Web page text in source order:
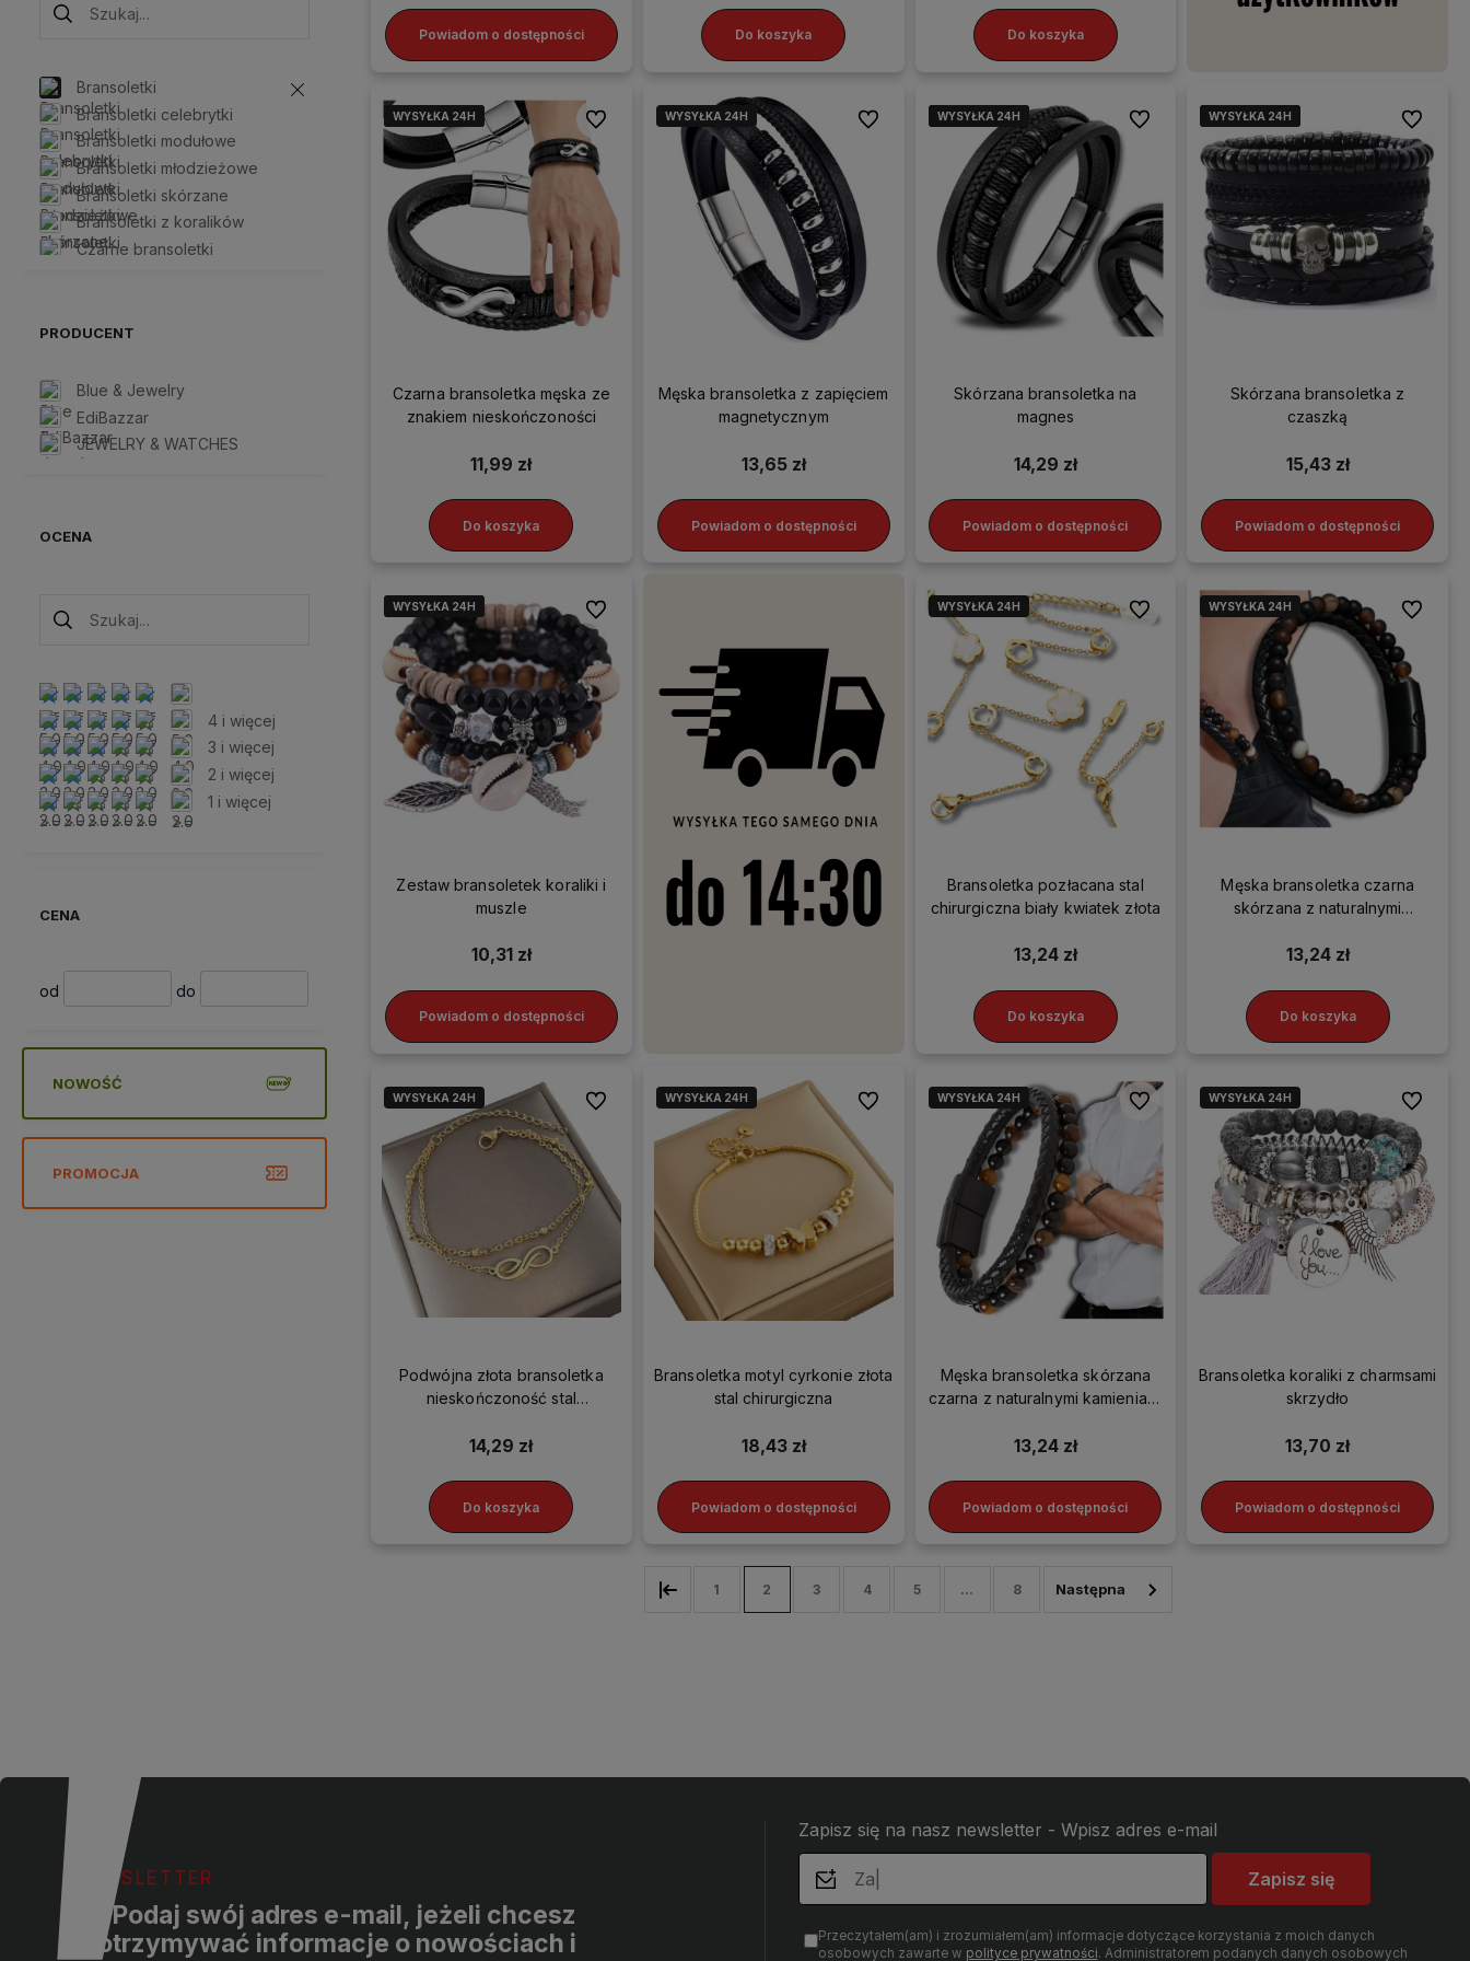
Bransoletki
Bransoletki celebrytki
Bransoletki modułowe
Bransoletki młodzieżowe
Bransoletki skórzane
Bransoletki z koralików
Czarne bransoletki
PRODUCENT
Blue & Jewelry
EdiBazzar
JEWELRY & WATCHES
OCENA
4 i więcej
3 i więcej
2 i więcej
1 i więcej
CENA
od do
NOWOŚĆ
PROMOCJA
Powiadom o dostępności Do koszyka Do koszyka
WYSYŁKA 24H
WYSYŁKA 24H
WYSYŁKA 24H
WYSYŁKA 24H
Czarna bransoletka męska ze
znakiem nieskończoności
11,99 zł
Do koszyka
Do ulubionychWYSYŁKA 24H
Męska bransoletka z zapięciem
magnetycznym
13,65 zł
Powiadom o dostępności
Do ulubionychWYSYŁKA 24H
WYSYŁKA 24H
WYSYŁKA 24H
WYSYŁKA 24H
Skórzana bransoletka na
magnes
14,29 zł
Powiadom o dostępności
Do ulubionychWYSYŁKA 24H
WYSYŁKA 24H
WYSYŁKA 24H
WYSYŁKA 24H
Skórzana bransoletka z
czaszką
15,43 zł
Powiadom o dostępności
Do
WYSYŁKA 24H
WYSYŁKA 24H
WYSYŁKA 24H
Zestaw bransoletek koraliki i
muszle
10,31 zł
Powiadom o dostępności
Do ulubionych WYSYŁKA 24H
Bransoletka pozłacana stal
chirurgiczna biały kwiatek złota
13,24 zł
Do koszyka
Do ulubionychWYSYŁKA 24H
Męska bransoletka czarna
skórzana z naturalnymi
13,24 zł
Do koszyka
Do
WYSYŁKA 24H
Podwójna złota bransoletka
nieskończoność stal
14,29 zł
Do koszyka
Do ulubionychWYSYŁKA 24H
Bransoletka motyl cyrkonie złota
stal chirurgiczna
18,43 zł
Powiadom o dostępności
Do ulubionychWYSYŁKA 24H
Męska bransoletka skórzana
czarna z naturalnymi kamieniami
13,24 zł
Powiadom o dostępności
Do ulubionychWYSYŁKA 24H
Bransoletka koraliki z charmsami
skrzydło
13,70 zł
Powiadom o dostępności
Do
1 2 3 4 5 ... 8
NEWSLETTER
Podaj swój adres e-mail, jeżeli chcesz
otrzymywać informacje o nowościach i
Zapisz się na nasz newsletter - Wpisz adres e-mail
Zapisz się
Przeczytałem(am) i zrozumiałem(am) informacje dotyczące korzystania z moich danych
osobowych zawarte w polityce prywatności. Administratorem podanych danych osobowych